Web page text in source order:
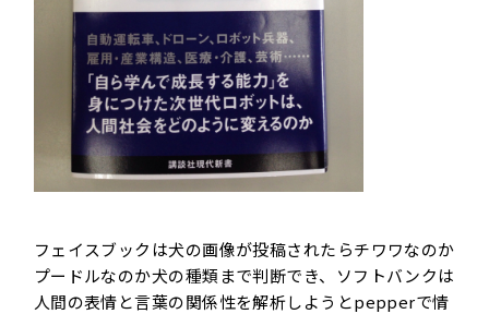
フェイスブック は犬の画像が投稿されたらチワワなのか
プードルなのか犬の種類まで判断でき、
ソフトバンクは
人間の表情と言葉の関係性を解析しようとpepperで情